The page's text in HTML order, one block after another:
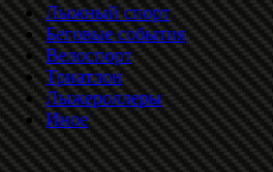
Лыжный спорт
Беговые события
Велоспорт
Триатлон
Лыжероллеры
Иное